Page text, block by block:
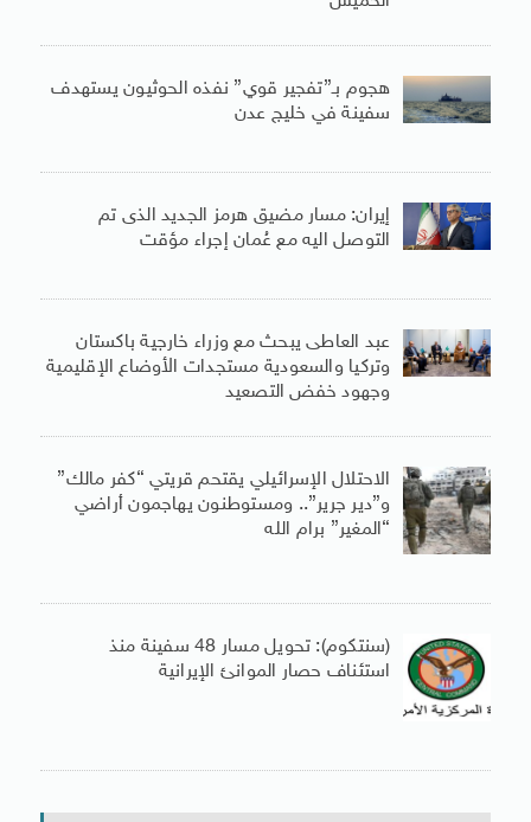
هجوم بـ”تفجير قوي” نفذه الحوثيون يستهدف
سفينة في خليج عدن
إيران: مسار مضيق هرمز الجديد الذى تم
التوصل اليه مع عُمان إجراء مؤقت
عبد العاطى يبحث مع وزراء خارجية باكستان
وتركيا والسعودية مستجدات الأوضاع الإقليمية
وجهود خفض التصعيد
الاحتلال الإسرائيلي يقتحم قريتي “كفر مالك”
و”دير جرير”.. ومستوطنون يهاجمون أراضي
“المغير” برام الله
(سنتكوم): تحويل مسار 48 سفينة منذ
استئناف حصار الموانئ الإيرانية